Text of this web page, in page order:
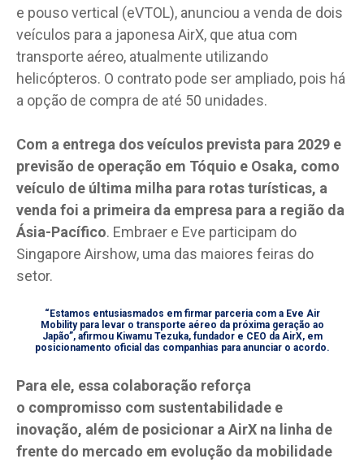
e pouso vertical (eVTOL), anunciou a venda de dois
veículos para a japonesa AirX, que atua com
transporte aéreo, atualmente utilizando
helicópteros. O contrato pode ser ampliado, pois há
a opção de compra de até 50 unidades.
Com a entrega dos veículos prevista para 2029 e
previsão de operação em Tóquio e Osaka, como
veículo de última milha para rotas turísticas, a
venda foi a primeira da empresa para a região da
Ásia-Pacífico. Embraer e Eve participam do
Singapore Airshow, uma das maiores feiras do
setor.
“Estamos entusiasmados em firmar parceria com a Eve Air
Mobility para levar o transporte aéreo da próxima geração ao
Japão”, afirmou Kiwamu Tezuka, fundador e CEO da AirX, em
posicionamento oficial das companhias para anunciar o acordo.
Para ele, essa colaboração reforça
o compromisso com sustentabilidade e
inovação, além de posicionar a AirX na linha de
frente do mercado em evolução da mobilidade